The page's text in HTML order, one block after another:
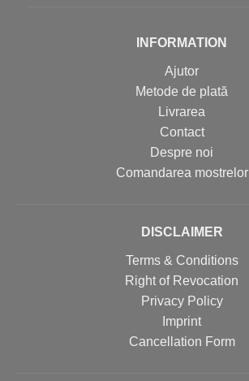
INFORMATION
Ajutor
Metode de plată
Livrarea
Contact
Despre noi
Comandarea mostrelor
DISCLAIMER
Terms & Conditions
Right of Revocation
Privacy Policy
Imprint
Cancellation Form